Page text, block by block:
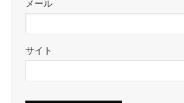
メール
サイト